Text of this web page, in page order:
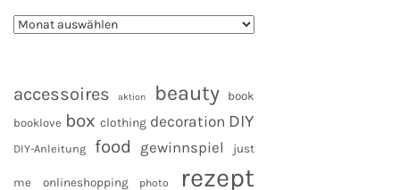
accessoires aktion beauty
book
booklove box clothing decoration DIY
DIY-Anleitung food gewinnspiel just
me onlineshopping photo rezept